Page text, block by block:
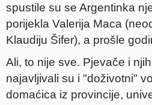
spustile su se Argentinka
porijekla Valerija Maca
Klaudiju Šifer), a prošle
Ali, to nije sve. Pjevače i
najavljivali su i "doživotni"
domaćica iz provincije,